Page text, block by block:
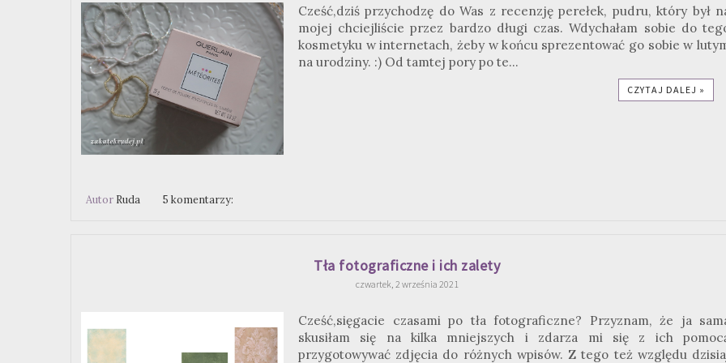
Cześć,dziś przychodzę do Was z recenzję perełek, pudru, który był
mojej chciejliście przez bardzo długi czas. Wdychałam sobie do
kosmetyku w internetach, żeby w końcu sprezentować go sobie w
na urodziny. :) Od tamtej pory po te...
CZYTAJ DALEJ »
Autor Ruda 5 komentarzy:
Tła fotograficzne i ich zalety
czwartek, 2 września 2021
Cześć,sięgacie czasami po tła fotograficzne? Przyznam, że ja
skusiłam się na kilka mniejszych i zdarza mi się z ich
przygotowywać zdjęcia do różnych wpisów. Z tego też względu